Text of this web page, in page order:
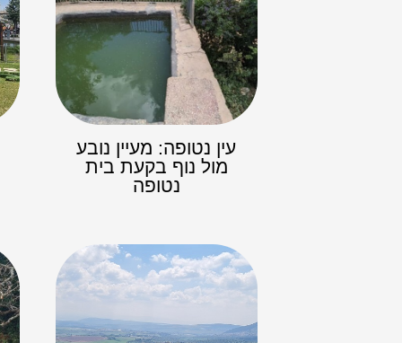
עין נטופה: מעיין נובע
מול נוף בקעת בית
נטופה